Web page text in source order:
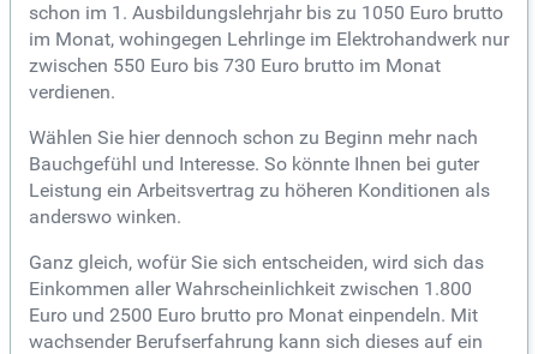
schon im 1. Ausbildungslehrjahr bis zu 1050 Euro brutto
im Monat, wohingegen Lehrlinge im Elektrohandwerk nur
zwischen 550 Euro bis 730 Euro brutto im Monat
verdienen.
Wählen Sie hier dennoch schon zu Beginn mehr nach
Bauchgefühl und Interesse. So könnte Ihnen bei guter
Leistung ein Arbeitsvertrag zu höheren Konditionen als
anderswo winken.
Ganz gleich, wofür Sie sich entscheiden, wird sich das
Einkommen aller Wahrscheinlichkeit zwischen 1.800
Euro und 2500 Euro brutto pro Monat einpendeln. Mit
wachsender Berufserfahrung kann sich dieses auf ein